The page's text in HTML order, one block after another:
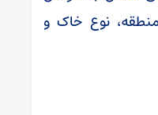
منطقه، نوع خاک و